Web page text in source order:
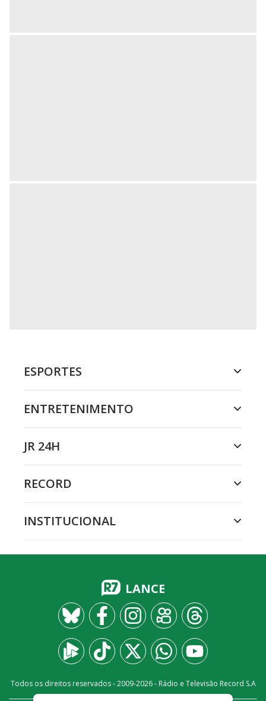
ESPORTES
ENTRETENIMENTO
JR 24H
RECORD
INSTITUCIONAL
LANCE
Todos os direitos reservados - 2009-2026- Rádio e Televisão Record S.A